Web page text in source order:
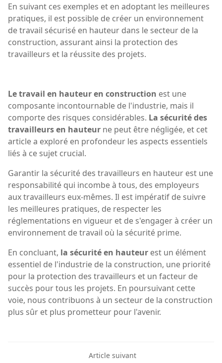
En suivant ces exemples et en adoptant les meilleures
pratiques, il est possible de créer un environnement
de travail sécurisé en hauteur dans le secteur de la
construction, assurant ainsi la protection des
travailleurs et la réussite des projets.
Le travail en hauteur en construction est une
composante incontournable de l'industrie, mais il
comporte des risques considérables. La sécurité des
travailleurs en hauteur ne peut être négligée, et cet
article a exploré en profondeur les aspects essentiels
liés à ce sujet crucial.
Garantir la sécurité des travailleurs en hauteur est une
responsabilité qui incombe à tous, des employeurs
aux travailleurs eux-mêmes. Il est impératif de suivre
les meilleures pratiques, de respecter les
réglementations en vigueur et de s'engager à créer un
environnement de travail où la sécurité prime.
En concluant, la sécurité en hauteur est un élément
essentiel de l'industrie de la construction, une priorité
pour la protection des travailleurs et un facteur de
succès pour tous les projets. En poursuivant cette
voie, nous contribuons à un secteur de la construction
plus sûr et plus prometteur pour l'avenir.
Article suivant